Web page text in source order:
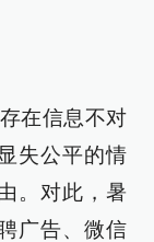
在信息不对
失公平的情
。对此，暑
广告、微信